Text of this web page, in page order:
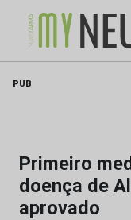
PUB
Primeiro
doença de
aprovado